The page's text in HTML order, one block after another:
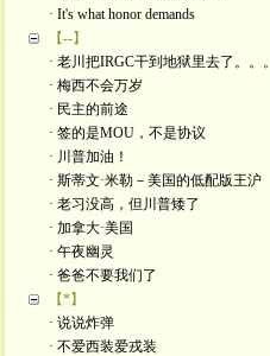
· It's what honor demands
【--】
· 老川把IRGC干到地狱里去了。。。
· 梅西不会万岁
· 民主的前途
· 签的是MOU，不是协议
· 川普加油！
· 斯蒂文·米勒－美国的低配版王沪
· 老习没高，但川普矮了
· 加拿大·美国
· 午夜幽灵
· 爸爸不要我们了
【*】
· 说说炸弹
· 不爱西装爱戎装